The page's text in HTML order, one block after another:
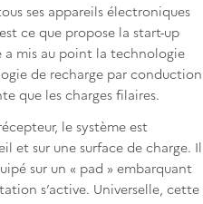
ses appareils électroniques
ce que propose la start-up
a mis au point la technologie
de recharge par conduction
que les charges filaires.
le système est
et sur une surface de charge. Il
sur un « pad » embarquant
s’active. Universelle, cette